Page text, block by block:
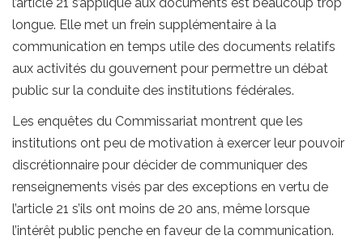
longue. Elle met un frein supplémentaire à la
communication en temps utile des documents relatifs
aux activités du gouvernent pour permettre un débat
public sur la conduite des institutions fédérales.
Les enquêtes du Commissariat montrent que les
institutions ont peu de motivation à exercer leur pouvoir
discrétionnaire pour décider de communiquer des
renseignements visés par des exceptions en vertu de
l’article 21 s’ils ont moins de 20 ans, même lorsque
l’intérêt public penche en faveur de la communication.